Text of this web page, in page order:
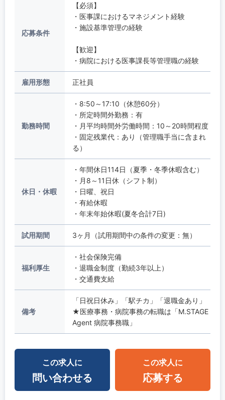
応募条件
【必須】
・医事課におけるマネジメント経験
・施設基準管理の経験
【歓迎】
・病院における医事課長等管理職の経験
雇用形態 正社員
勤務時間
・8:50～17:10（休憩60分）
・所定時間外勤務：有
・月平均時間外労働時間：10～20時間程度
・固定残業代：あり（管理職手当に含まれ
る）
休日・休暇
・年間休日114日（夏季・冬季休暇含む）
・月8～11日休（シフト制）
・日曜、祝日
・有給休暇
・年末年始休暇(夏冬合計7日)
試用期間 3ヶ月（試用期間中の条件の変更：無）
福利厚生
・社会保険完備
・退職金制度（勤続3年以上）
・交通費支給
備考
「日祝日休み」「駅チカ」「退職金あり」
★医療事務・病院事務の転職は「M.STAGE
Agent 病院事務職」
この求人に
問い合わせる
この求人に
応募する